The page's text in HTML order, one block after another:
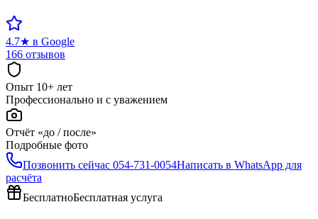
4.7★ в Google
166 отзывов
Опыт 10+ лет
Профессионально и с уважением
Отчёт «до / после»
Подробные фото
Позвонить сейчас 054-731-0054Написать в WhatsApp для
расчёта
БесплатноБесплатная услуга